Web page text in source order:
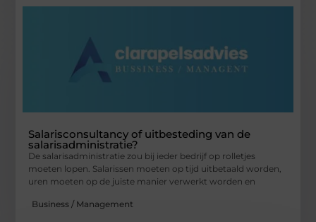
Salarisconsultancy of uitbesteding van de
salarisadministratie?
De salarisadministratie zou bij ieder bedrijf op rolletjes
moeten lopen. Salarissen moeten op tijd uitbetaald worden,
uren moeten op de juiste manier verwerkt worden en
Business / Management